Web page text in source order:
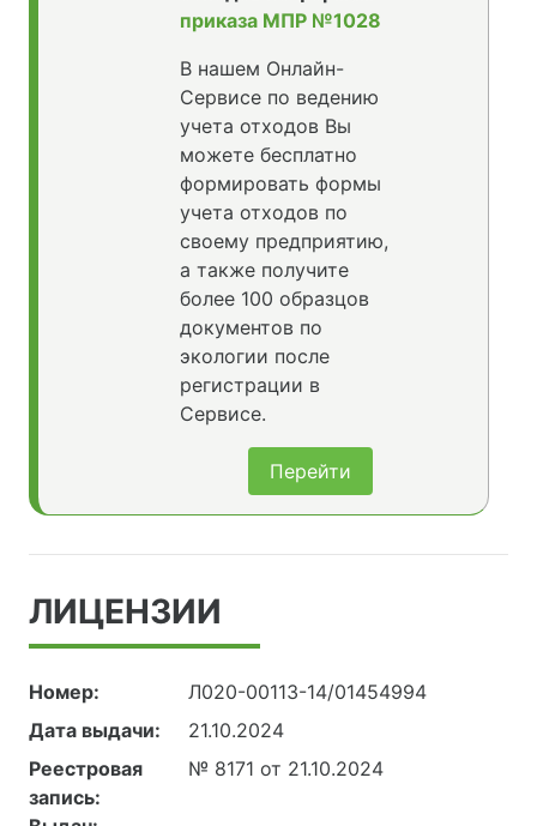
приказа МПР №1028
В нашем Онлайн-
Сервисе по ведению
учета отходов Вы
можете бесплатно
формировать формы
учета отходов по
своему предприятию,
а также получите
более 100 образцов
документов по
экологии после
регистрации в
Сервисе.
Перейти
ЛИЦЕНЗИИ
Номер:
Л020-00113-14/01454994
Дата выдачи:
21.10.2024
Реестровая
запись:
№ 8171 от 21.10.2024